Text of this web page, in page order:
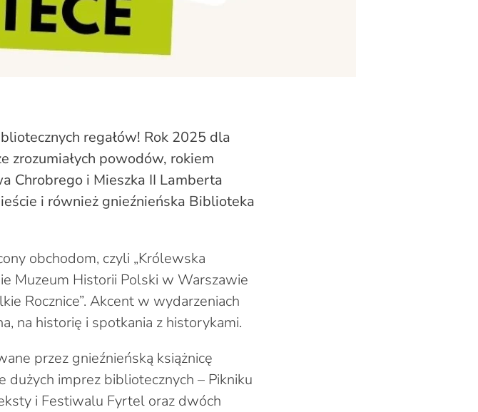
regałów! Rok 2025 dla
zrozumiałych powodów, rokiem
Chrobrego i Mieszka II Lamberta
i również gnieźnieńska Biblioteka
obchodom, czyli „Królewska
Muzeum Historii Polski w Warszawie
Rocznice”. Akcent w wydarzeniach
na historię i spotkania z historykami.
przez gnieźnieńską książnicę
dużych imprez bibliotecznych – Pikniku
i Festiwalu Fyrtel oraz dwóch